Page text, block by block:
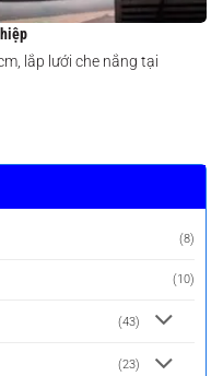
(8)
(10)
(43)
(23)
lắp lưới che nắng tại